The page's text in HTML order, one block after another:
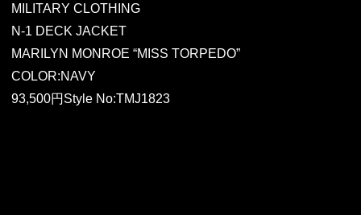
MILITARY CLOTHING
N-1 DECK JACKET
MARILYN MONROE “MISS TORPEDO”
COLOR:NAVY
93,500円Style No:TMJ1823